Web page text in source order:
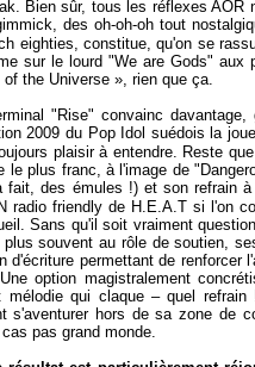
Bien sûr, tous les réflexes AOR
des oh-oh-oh tout
eighties, constitue, qu'on se
sur le lourd "We are Gods" aux
of the Universe», rien que ça.
"Rise" convainc
2009 du Pop Idol suédois la
plaisir à entendre. Reste
plus franc, à l'image de
fait, des émules !) et son refrain
radio friendly de H.E.A.T si l'on
Sans qu'il soit vraiment
souvent au rôle de soutien,
d'écriture permettant de renforcer
option magistralement
mélodie qui claque – quel
s'aventurer hors de sa zone de
pas grand monde.